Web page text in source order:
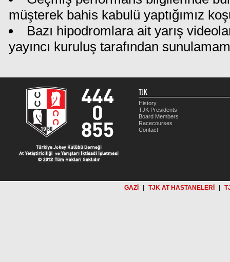
müşterek bahis kabulü yaptığımız
Bazı hipodromlara ait yarış
yayıncı kuruluş tarafından
TJK
History
TJK Presidents
Board Members
Racecourses
Contact
GAZİ TJK AT HASTANELERİ